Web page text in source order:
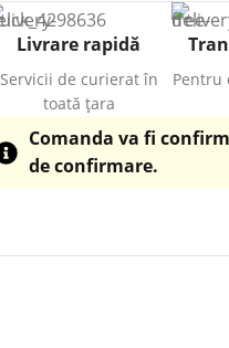
Livrare rapidă
Servicii de curierat în
toată țara
Pentru
Comanda va fi
de confirmare.